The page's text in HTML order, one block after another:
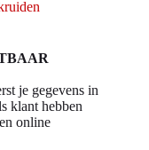
je gegevens in
klant hebben
online